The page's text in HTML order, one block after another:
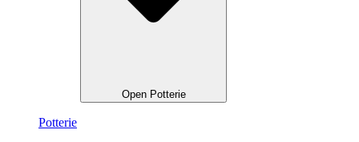
Open Potterie
Potterie